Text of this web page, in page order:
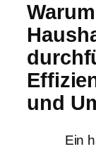
und
Ein